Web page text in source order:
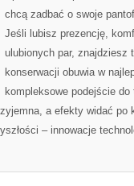
chcą zadbać o swoje
Jeśli lubisz prezencję,
ulubionych par, znajdziesz
konserwacji obuwia w
kompleksowe podejście
a efekty widać
– innowacje